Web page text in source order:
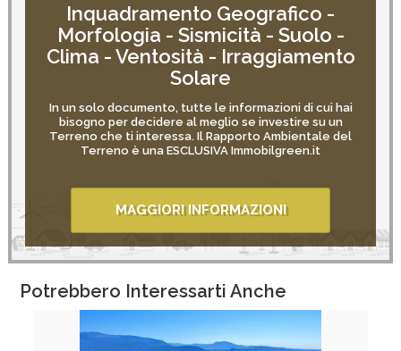
Inquadramento Geografico -
Morfologia - Sismicità - Suolo -
Clima - Ventosità - Irraggiamento
Solare
In un solo documento, tutte le informazioni di cui hai
bisogno per decidere al meglio se investire su un
Terreno che ti interessa. Il Rapporto Ambientale del
Terreno è una ESCLUSIVA Immobilgreen.it
MAGGIORI INFORMAZIONI
Potrebbero Interessarti Anche